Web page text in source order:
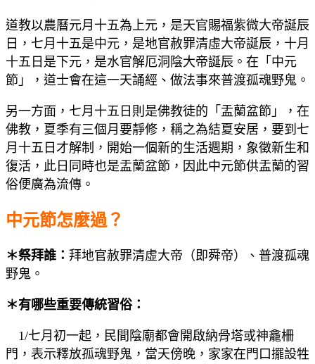
道教以農曆元月十五為上元，是天官賜福紫微大帝誕辰
日，七月十五是中元，是地官赦罪清虛大帝誕辰，十月
十五日是下元，是水官解厄洞陰大帝誕辰。在「中元
節」，道士會在這一天誦經、做法事來普渡孤魂野鬼。
另一方面，七月十五日則是佛教徒的「盂蘭盆節」，在
佛教，夏季有三個月要靜修，稱之為結夏安居，要到七
月十五日才解制，開始一個新的生活週期，象徵新生和
復活，此日同時也是盂蘭盆節，因此中元節供盂蘭的習
俗便廣為流傳。
中元節怎麼過？
＊祭拜誰： 拜地官赦罪清虛大帝（即舜帝）、普渡孤魂
野鬼。
＊有哪些重要傳統習俗：
1/七月初一起，民間陰廟都會開啟納骨塔或神龕柵
門，表示釋放孤魂野鬼，當天傍晚，家家在門口擺設牲